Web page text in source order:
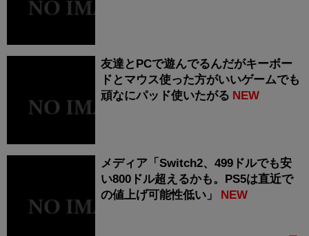
友達とPCで遊んでるんだがキーボー
ドとマウス使った方がいいゲームでも
頑なにパッド使いたがる NEW
メディア「Switch2、499ドルでも安
い800ドル超えるかも。PS5は直近で
の値上げ可能性低い」
NEW